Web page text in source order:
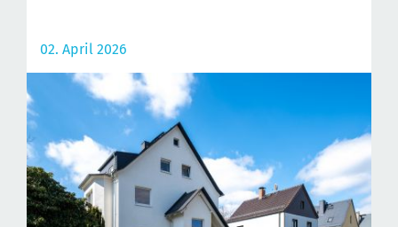
02. April 2026